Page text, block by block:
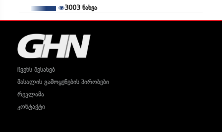
3003ნახვა
ჩვენს შესახებ
მასალის გამოყენების პირობები
რეკლამა
კონტაქტი